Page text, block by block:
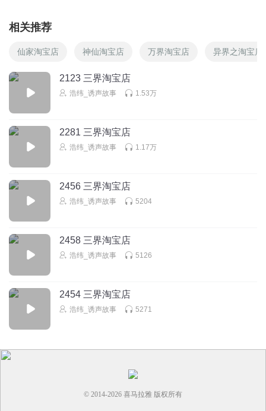
相关推荐
仙家淘宝店 神仙淘宝店 万界淘宝店 异界之淘宝店
2123 三界淘宝店
浩纬_诱声故事 1.53万
2281 三界淘宝店
浩纬_诱声故事 1.17万
2456 三界淘宝店
浩纬_诱声故事 5204
2458 三界淘宝店
浩纬_诱声故事 5126
2454 三界淘宝店
浩纬_诱声故事 5271
© 2014-2026 喜马拉雅 版权所有